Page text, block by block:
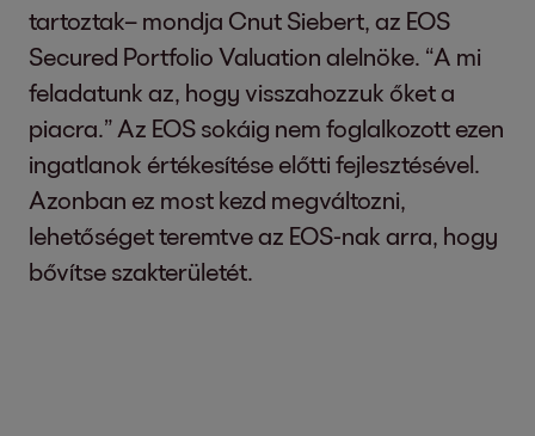
tartoztak– mondja Cnut Siebert, az EOS
Secured Portfolio Valuation alelnöke. “A mi
feladatunk az, hogy visszahozzuk őket a
piacra.” Az EOS sokáig nem foglalkozott ezen
ingatlanok értékesítése előtti fejlesztésével.
Azonban ez most kezd megváltozni,
lehetőséget teremtve az EOS-nak arra, hogy
bővítse szakterületét.